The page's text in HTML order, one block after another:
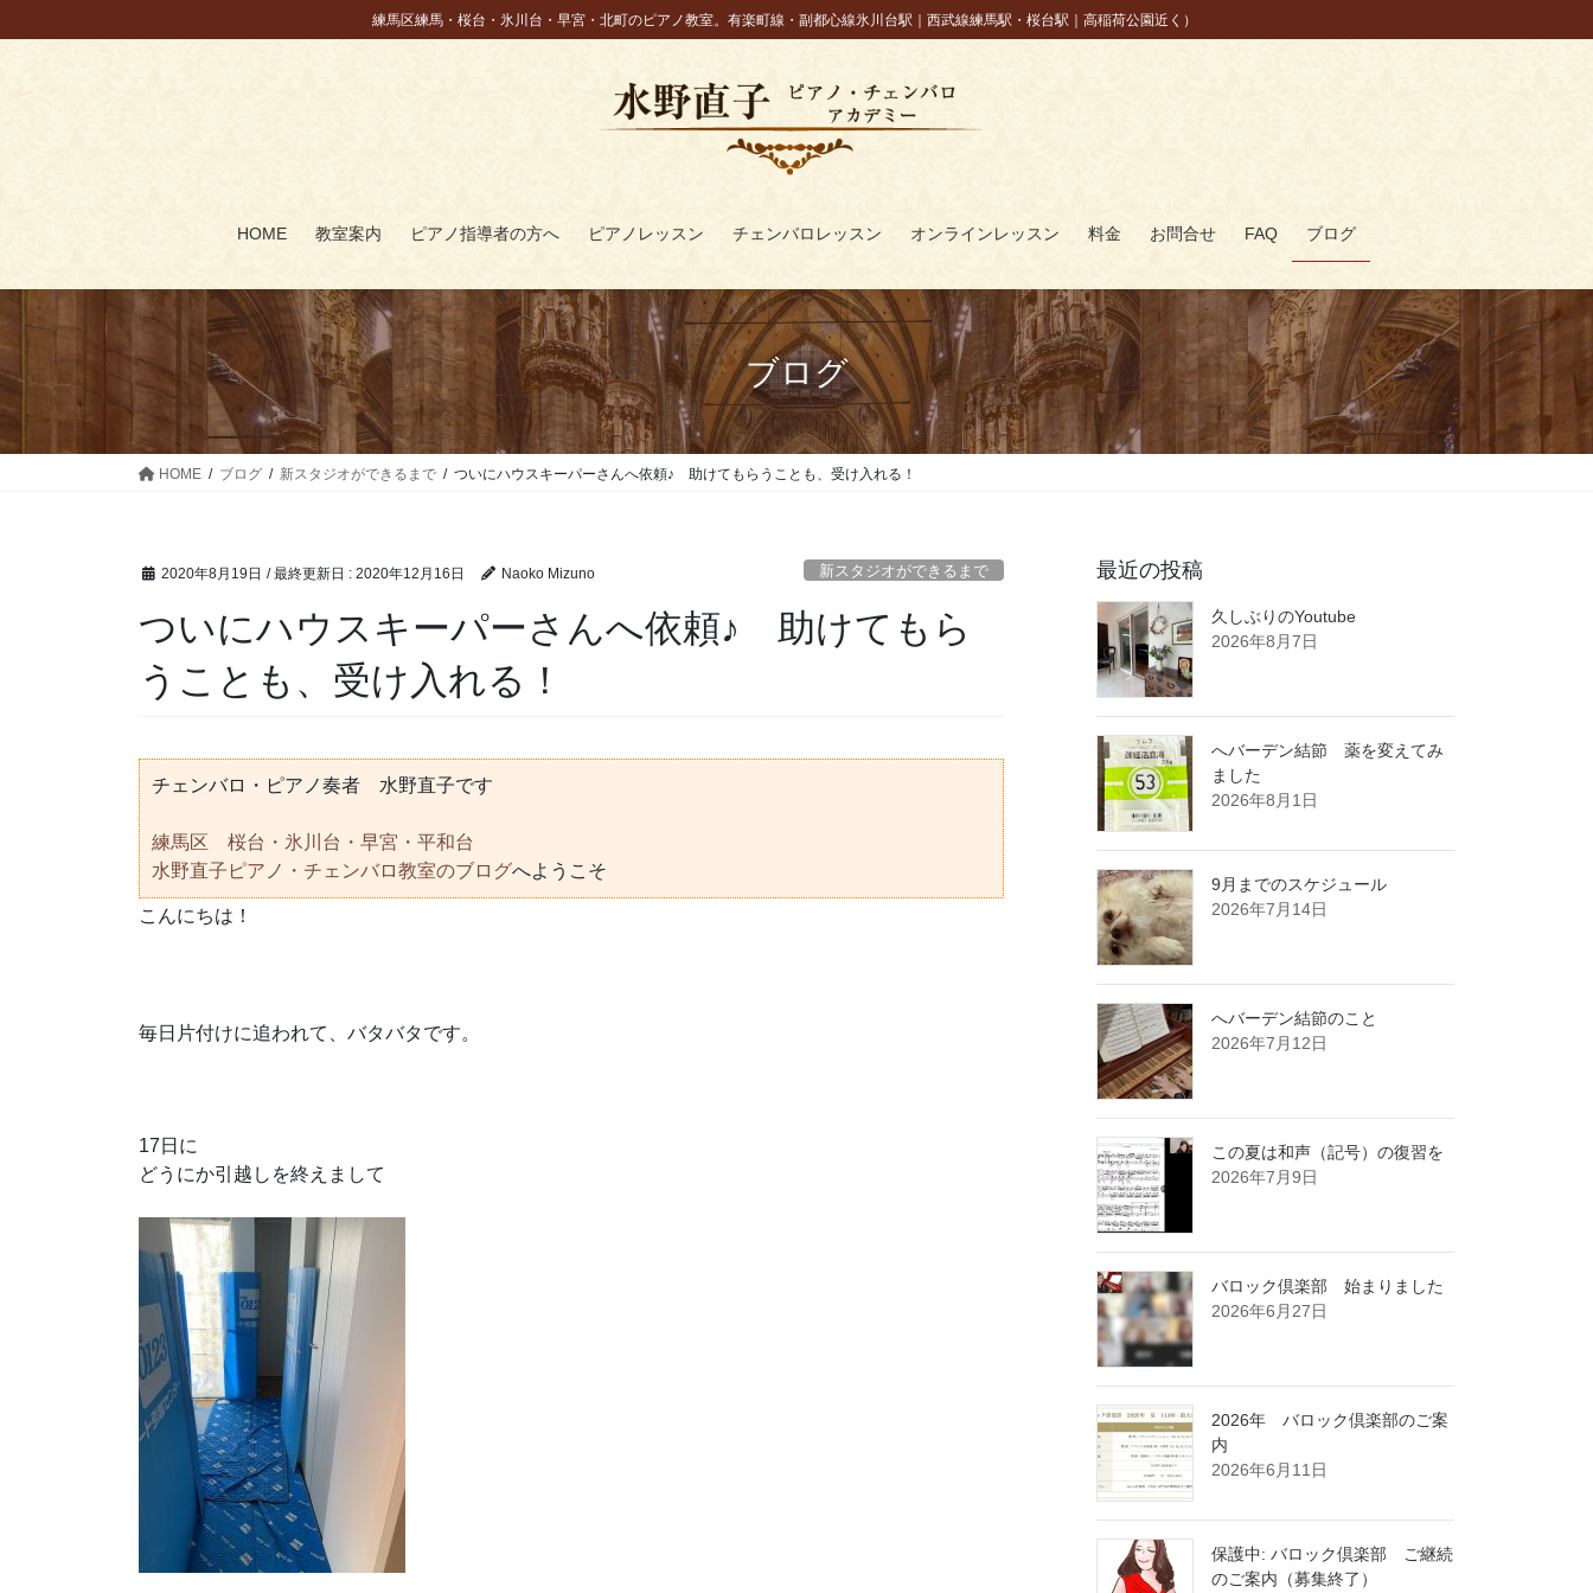
ン
ビ
練馬区練馬・桜台・氷川台・早宮・北町のピアノ教室。有楽町線・副都心線氷川台駅｜西武線練馬駅・桜台駅｜高稲荷公園近く）
HOME 教室案内 ピアノ指導者の方へ ピアノレッスン チェンバロレッスン オンラインレッスン 料金 お問合せ FAQ ブログ
ブログ
HOME ブログ 新スタジオができるまで ついにハウスキーパーさんへ依頼♪ 助けてもらうことも、受け入れる！
2020年8月19日 / 最終更新日 : 2020年12月16日 Naoko Mizuno 新スタジオができるまで
ついにハウスキーパーさんへ依頼♪ 助けてもら
うことも、受け入れる！
チェンバロ・ピアノ奏者 水野直子です
練馬区 桜台・氷川台・早宮・平和台
水野直子ピアノ・チェンバロ教室のブログへようこそ
こんにちは！
毎日片付けに追われて、バタバタです。
17日に
どうにか引越しを終えまして
最近の投稿
久しぶりのYoutube
2026年8月7日
へバーデン結節 薬を変えてみ
ました
2026年8月1日
9月までのスケジュール
2026年7月14日
へバーデン結節のこと
2026年7月12日
この夏は和声（記号）の復習を
2026年7月9日
バロック倶楽部 始まりました
2026年6月27日
2026年 バロック倶楽部のご案
内
2026年6月11日
保護中: バロック倶楽部 ご継続
のご案内（募集終了）